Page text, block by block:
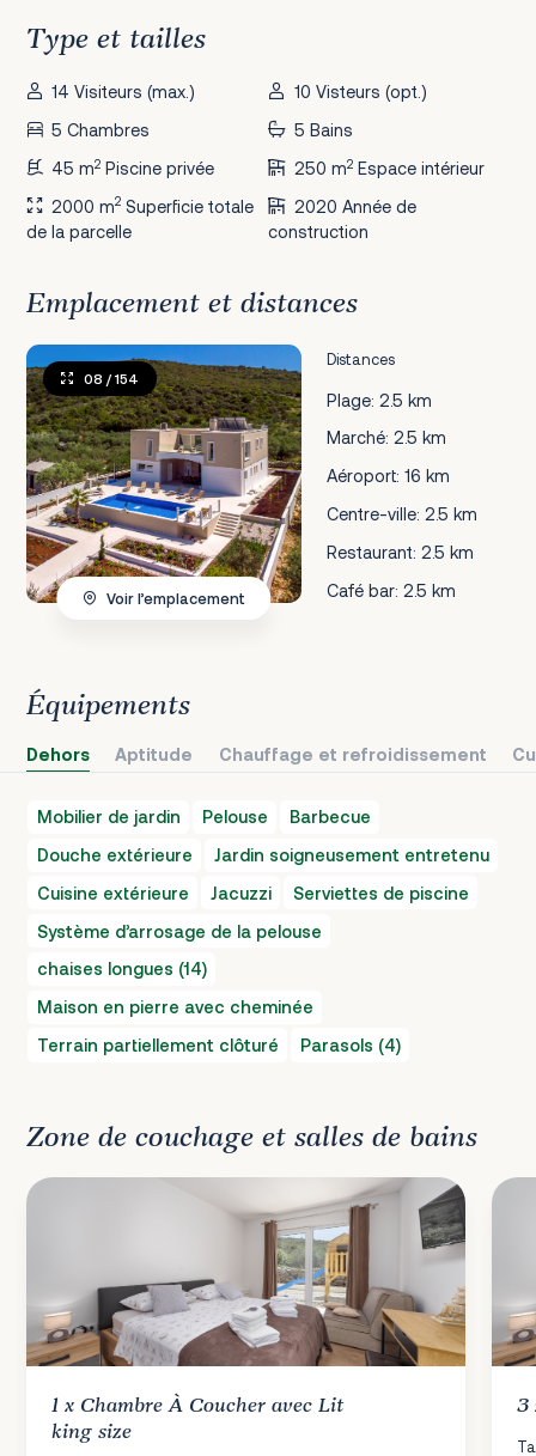
Type et tailles
14 Visiteurs (max.)
10 Visteurs (opt.)
5 Chambres
5 Bains
45 m2 Piscine privée 250 m2Espace intérieur
2000 m2 Superficie totale
de la parcelle
2020 Année de
construction
Emplacement et distances
Distances
Plage: 2.5 km
Marché: 2.5 km
Aéroport: 16 km
Centre-ville: 2.5 km
Restaurant: 2.5 km
Café bar: 2.5 km
08 / 154
Voir l’emplacement
Équipements
Dehors Aptitude Chauffage et refroidissement
Mobilier de jardin Pelouse
Barbecue
Douche extérieure
Jardin soigneusement entretenu
Cuisine extérieure
Jacuzzi
Serviettes de piscine
Système d’arrosage de la pelouse
chaises longues (14)
Maison en pierre avec cheminée
Terrain partiellement clôturé
Parasols (4)
Zone de couchage et salles de bains
1 x Chambre À Coucheravec Lit
king size
3